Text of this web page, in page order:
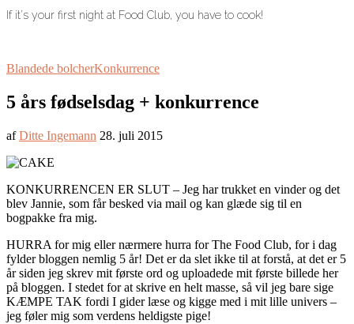
If it's your first night at Food Club, you have to cook!
Blandede bolcherKonkurrence
5 års fødselsdag + konkurrence
afDitte Ingemann 28. juli 2015
KONKURRENCEN ER SLUT – Jeg har trukket en vinder og det
blev Jannie, som får besked via mail og kan glæde sig til en
bogpakke fra mig.
HURRA for mig eller nærmere hurra for The Food Club, for i dag
fylder bloggen nemlig 5 år! Det er da slet ikke til at forstå, at det er 5
år siden jeg skrev mit første ord og uploadede mit første billede her
på bloggen. I stedet for at skrive en helt masse, så vil jeg bare sige
KÆMPE TAK fordi I gider læse og kigge med i mit lille univers –
jeg føler mig som verdens heldigste pige!